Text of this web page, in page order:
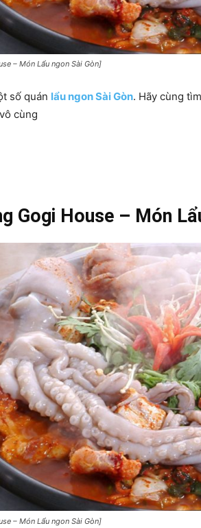
– Món Lẩu ngon Sài Gòn]
số quán lẩu ngon Sài Gòn. Hãy cùng
cùng
Gogi House – Món
– Món Lẩu ngon Sài Gòn]